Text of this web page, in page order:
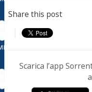
Share this post
Scarica l’app